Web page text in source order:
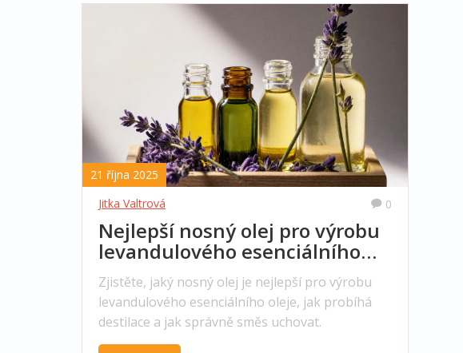
21 října 2025
Jitka Valtrová
0
Nejlepší nosný olej pro výrobu
levandulového esenciálního
oleje
Zjistěte, jaký nosný olej je nejlepší pro výrobu
levandulového esenciálního oleje, jak probíhá
destilace a jak správně směs uchovat.